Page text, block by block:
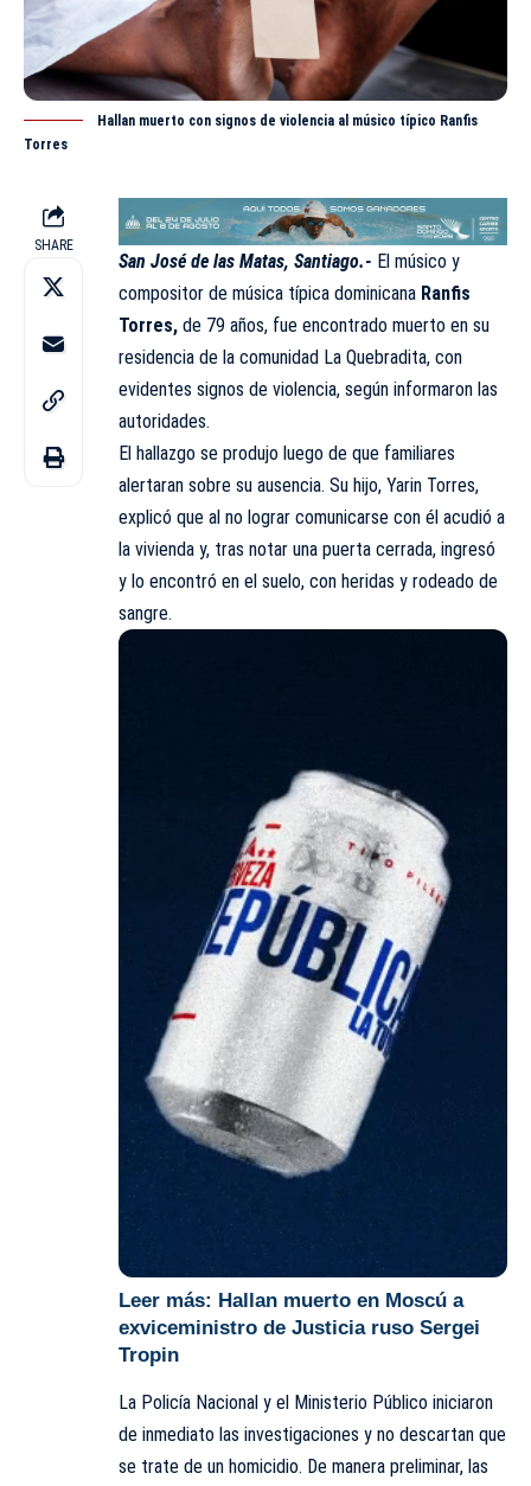
Hallan muerto con signos de violencia al músico típico Ranfis
Torres
SHARE
San José de las Matas, Santiago.- El músico y
compositor de música típica dominicana Ranfis
Torres, de 79 años, fue encontrado muerto en su
residencia de la comunidad La Quebradita, con
evidentes signos de violencia, según informaron las
autoridades.
El hallazgo se produjo luego de que familiares
alertaran sobre su ausencia. Su hijo, Yarin Torres,
explicó que al no lograr comunicarse con él acudió a
la vivienda y, tras notar una puerta cerrada, ingresó
y lo encontró en el suelo, con heridas y rodeado de
sangre.
Leer más: Hallan muerto en Moscú a
exviceministro de Justicia ruso Sergei
Tropin
La Policía Nacional y el Ministerio Público iniciaron
de inmediato las investigaciones y no descartan que
se trate de un homicidio. De manera preliminar, las